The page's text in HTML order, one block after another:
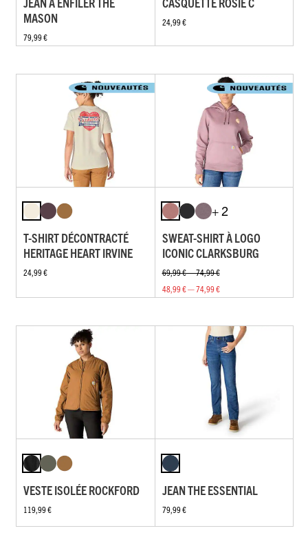
MASON
79,99 €
24,99 €
T-SHIRT DÉCONTRACTÉ
HERITAGE HEART IRVINE
24,99 €
+ 2
SWEAT-SHIRT À LOGO
ICONIC CLARKSBURG
69,99 € — 74,99 €
48,99 € — 74,99 €
VESTE ISOLÉE ROCKFORD
119,99 €
JEAN THE ESSENTIAL
79,99 €